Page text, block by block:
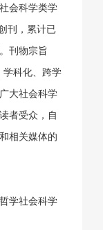
会科学类学
刊，累计已
刊物宗旨
学科化、跨学
大社会科学
者受众，自
相关媒体的
学社会科学